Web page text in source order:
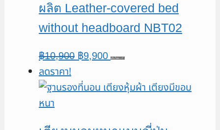
ผลิต Leather-covered bed
without headboard NBT02
฿10,900 Original
was:
฿9,900Current
is:
หยิบใส่ตะกร้า
ลดราคา!